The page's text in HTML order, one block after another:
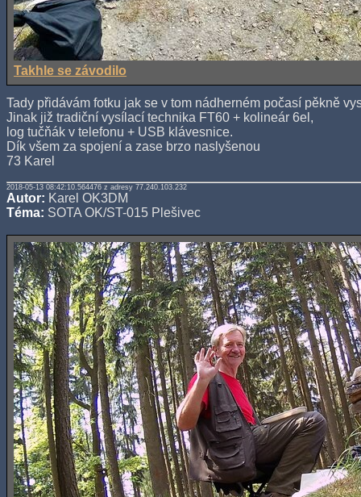
Takhle se závodilo
Tady přidávám fotku jak se v tom nádherném počasí pěkně
Jinak již tradiční vysílací technika FT60 + kolineár 6el,
log tučňák v telefonu + USB klávesnice.
Dík všem za spojení a zase brzo naslyšenou
73 Karel
2018-05-13 08:42:10.564476 z adresy 77.240.103.232
Autor: Karel OK3DM
Téma: SOTA OK/ST-015 Plešivec